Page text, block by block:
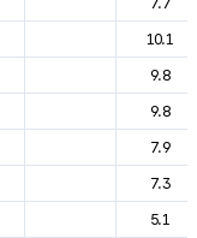
10.1
9.8
9.8
7.9
7.3
5.1